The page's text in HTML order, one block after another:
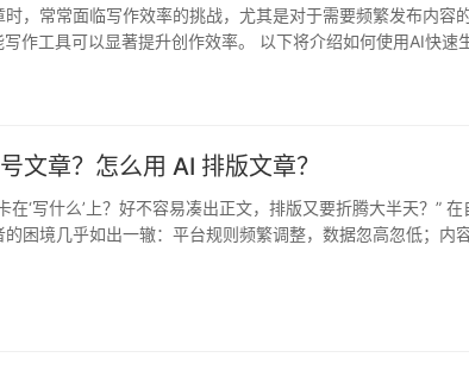
，常常面临写作效率的挑战，尤其是对于需要频繁发布内容
作工具可以显著提升创作效率。 以下将介绍如何使用AI快速
文章？怎么用 AI 排版文章？
在‘写什么’上？好不容易凑出正文，排版又要折腾大半天？” 在
困境几乎如出一辙：平台规则频繁调整，数据忽高忽低；内